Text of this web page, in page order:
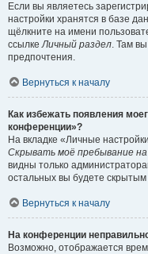
Если вы являетесь
настройки хранятся в базе
щёлкните на имени
ссылкеЛичный раздел. Там
предпочтения.
Вернуться к началу
Как избежать появления
конференции»?
На вкладке «Личные
Скрывать моё пребывание
видны только
остальных вы будете
Вернуться к началу
На конференции
Возможно, отображается